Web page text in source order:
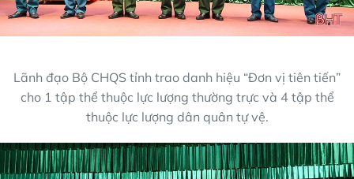
Lãnh đạo Bộ CHQS tỉnh trao danh hiệu “Đơn vị tiên tiến”
cho 1 tập thể thuộc lực lượng thường trực và 4 tập thể
thuộc lực lượng dân quân tự vệ.